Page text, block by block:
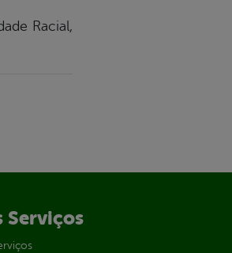
Racial,
Serviços